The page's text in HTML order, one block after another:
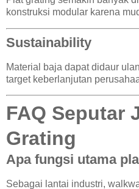
konstruksi modular karena
Sustainability
Material baja dapat didaur
target keberlanjutan
FAQ Seputar
Grating
Apa fungsi utama
Sebagai lantai industri,